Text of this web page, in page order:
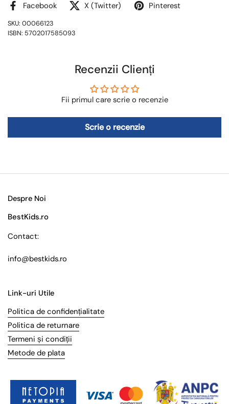
Facebook
X (Twitter) Pinterest
SKU: 00066123
ISBN: 5702017585093
Recenzii Clienți
Fii primul care scrie o recenzie
Scrie o recenzie
Despre Noi
BestKids.ro
Contact:
info@bestkids.ro
Link-uri Utile
Politica de confidențialitate
Politica de returnare
Termeni și condiții
Metode de plata